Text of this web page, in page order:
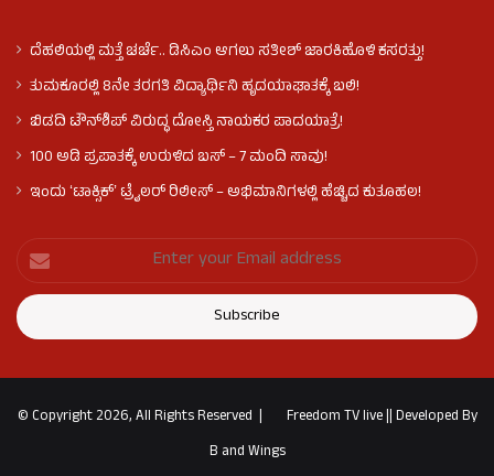
ದೆಹಲಿಯಲ್ಲಿ ಮತ್ತೆ ಚರ್ಚೆ.. ಡಿಸಿಎಂ ಆಗಲು ಸತೀಶ್ ಜಾರಕಿಹೊಳಿ ಕಸರತ್ತು!
ತುಮಕೂರಲ್ಲಿ 8ನೇ ತರಗತಿ ವಿದ್ಯಾರ್ಥಿನಿ ಹೃದಯಾಘಾತಕ್ಕೆ ಬಲಿ!
ಬಿಡದಿ ಟೌನ್‌ಶಿಪ್‌ ವಿರುದ್ಧ ದೋಸ್ತಿ ನಾಯಕರ ಪಾದಯಾತ್ರೆ!
100 ಅಡಿ ಪ್ರಪಾತಕ್ಕೆ ಉರುಳಿದ ಬಸ್‌ – 7 ಮಂದಿ ಸಾವು!
ಇಂದು ʻಟಾಕ್ಸಿಕ್ʼ ಟ್ರೈಲರ್ ರಿಲೀಸ್‌ – ಅಭಿಮಾನಿಗಳಲ್ಲಿ ಹೆಚ್ಚಿದ ಕುತೂಹಲ!
© Copyright 2026, All Rights Reserved | Freedom TV live||Developed By
B and Wings